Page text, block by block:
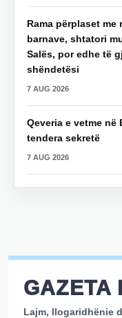
Rama përplaset
barnave, shtatori
Salës, por edhe të
shëndetësi
7 AUG 2026
Qeveria e vetme në
tendera sekretë
7 AUG 2026
GAZETA
Lajm, llogaridhënie